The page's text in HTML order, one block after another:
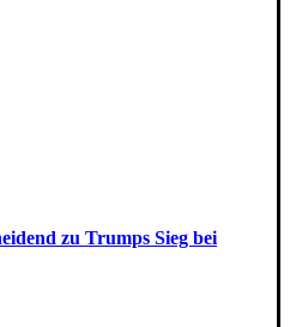
zu Trumps Sieg bei